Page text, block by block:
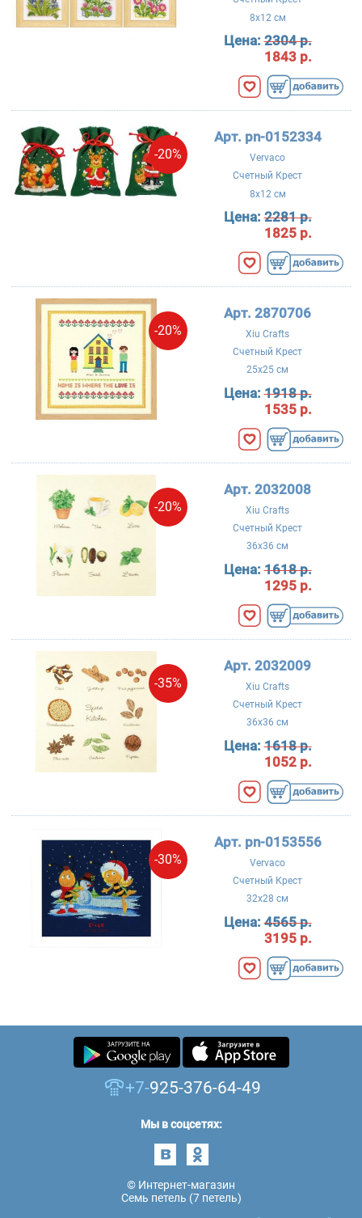
8x12 см
Цена:2304 р.
1843 р.
-20%
Арт. pn-0152334
Vervaco
Счетный Крест
8x12 см
Цена:2281 р.
1825 р.
-20%
Арт. 2870706
Xiu Crafts
Счетный Крест
25x25 см
Цена:1918 р.
1535 р.
-20%
Арт. 2032008
Xiu Crafts
Счетный Крест
36x36 см
Цена:1618 р.
1295 р.
-35%
Арт. 2032009
Xiu Crafts
Счетный Крест
36x36 см
Цена:1618 р.
1052 р.
-30%
Арт. pn-0153556
Vervaco
Счетный Крест
32x28 см
Цена:4565 р.
3195 р.
+7-925-376-64-49
Мы в соцсетях:
© Интернет-магазин
Семь петель (7 петель)